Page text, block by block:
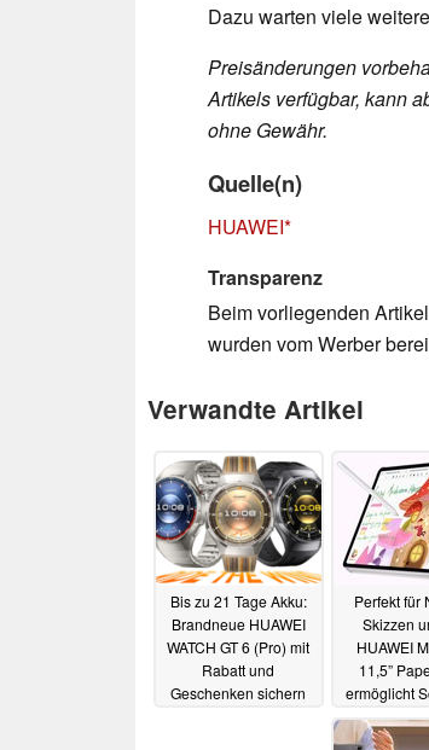
Dazu warten viele
Preisänderungen
Artikels verfügbar, kann
ohne Gewähr.
Quelle(n)
HUAWEI
Transparenz
Beim vorliegenden
wurden vom Werber
Verwandte Artikel
Bis zu 21 Tage Akku:
Brandneue HUAWEI
WATCH GT 6 (Pro) mit
Rabatt und
Geschenken sichern
Perfekt für
Skizzen
HUAWEI
11,5”
ermöglicht
wie auf